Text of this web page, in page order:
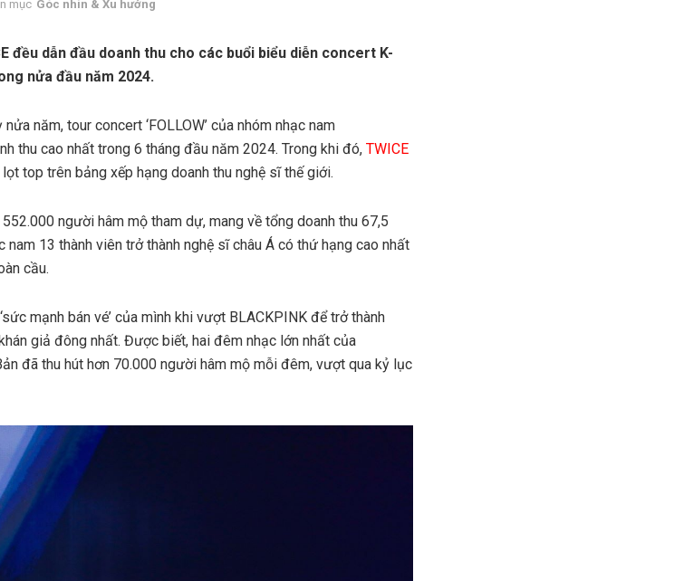
mục Góc nhìn & Xu hướng
đều dẫn đầu doanh thu cho các buổi biểu diễn concert K-
nửa đầu năm 2024.
nửa năm, tour concert ‘FOLLOW’ của nhóm nhạc nam
thu cao nhất trong 6 tháng đầu năm 2024. Trong khi đó, TWICE
top trên bảng xếp hạng doanh thu nghệ sĩ thế giới.
người hâm mộ tham dự, mang về tổng doanh thu 67,5
nam 13 thành viên trở thành nghệ sĩ châu Á có thứ hạng cao nhất
cầu.
mạnh bán vé’ của mình khi vượt BLACKPINK để trở thành
giả đông nhất. Được biết, hai đêm nhạc lớn nhất của
đã thu hút hơn 70.000 người hâm mộ mỗi đêm, vượt qua kỷ lục